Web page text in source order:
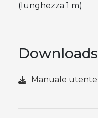
(lunghezza 1 m)
Downloads
Manuale utente